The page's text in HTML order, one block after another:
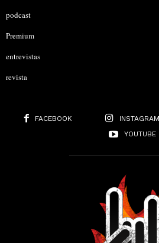
podcast
Premium
entrevistas
revista
FACEBOOK INSTAGRAM
YOUTUBE